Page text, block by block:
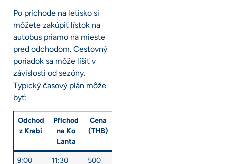
Po príchode na letisko si
môžete zakúpiť lístok na
autobus priamo na mieste
pred odchodom. Cestovný
poriadok sa môže líšiť v
závislosti od sezóny.
Typický časový plán môže
byť:
Odchod
z Krabi
Příchod
na Ko
Lanta
Cena
(THB)
9:00 11:30
500